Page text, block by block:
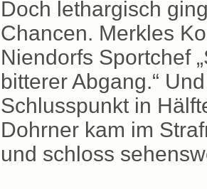
Doch lethargisch
Chancen. Merkles
Niendorfs Sportchef
bitterer Abgang.“
Schlusspunkt in
Dohrner kam im
und schloss